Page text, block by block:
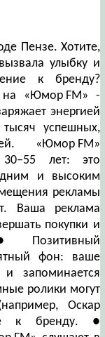
Пензе. Хотите,
улыбку и
к бренду?
на «Юмор FM» -
энергией
успешных,
«Юмор FM»
30–55 лет: это
и высоким
рекламы
Ваша реклама
покупки и
● Позитивный
фон: ваше
запоминается
ролики могут
Оскар
к бренду. ●